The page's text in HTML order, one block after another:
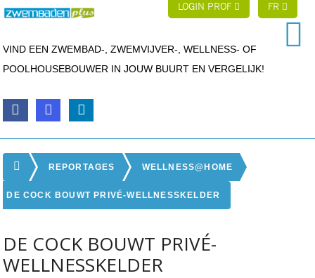
LOGIN PROF FR
VIND EEN ZWEMBAD-, ZWEMVIJVER-, WELLNESS- OF
POOLHOUSEBOUWER IN JOUW BUURT EN VERGELIJK!
REPORTAGES WELLNESS@HOME
DE COCK BOUWT PRIVÉ-WELLNESSKELDER
DE COCK BOUWT PRIVÉ-
WELLNESSKELDER